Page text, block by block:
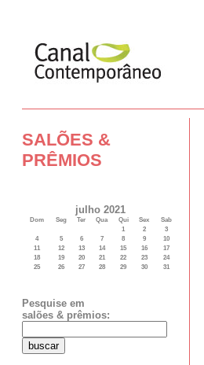
SALÕES &
PRÊMIOS
julho 2021
Dom Seg Ter Qua Qui Sex
Sab
1
2
3
4
5 6 7 8 9
10
11
12 13 14 15 16
17
18
19 20 21 22 23
24
25
26 27 28 29 30 31
Pesquise em
salões & prêmios: